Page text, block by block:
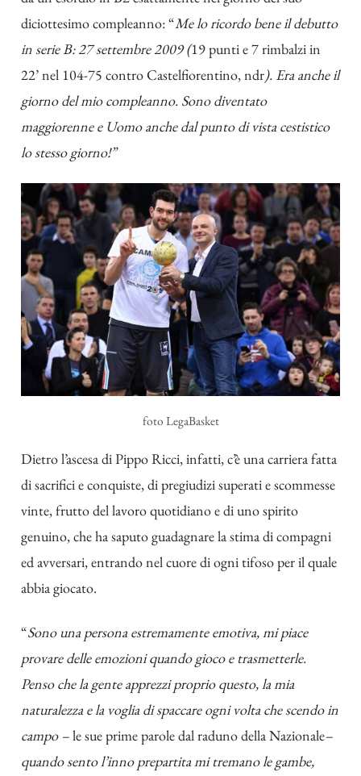
diciottesimo compleanno: “Me lo ricordo bene il debutto
in serie B: 27 settembre 2009 (19 punti e 7 rimbalzi in
22’ nel 104-75 contro Castelfiorentino, ndr). Era anche il
giorno del mio compleanno. Sono diventato
maggiorenne e Uomo anche dal punto di vista cestistico
lo stesso giorno!”
foto LegaBasket
Dietro l’ascesa di Pippo Ricci, infatti, c’è una carriera fatta
di sacrifici e conquiste, di pregiudizi superati e scommesse
vinte, frutto del lavoro quotidiano e di uno spirito
genuino, che ha saputo guadagnare la stima di compagni
ed avversari, entrando nel cuore di ogni tifoso per il quale
abbia giocato.
“Sono una persona estremamente emotiva, mi piace
provare delle emozioni quando gioco e trasmetterle.
Penso che la gente apprezzi proprio questo, la mia
naturalezza e la voglia di spaccare ogni volta che scendo in
campo –le sue prime parole dal raduno della Nazionale–
quando sento l’inno prepartita mi tremano le gambe,